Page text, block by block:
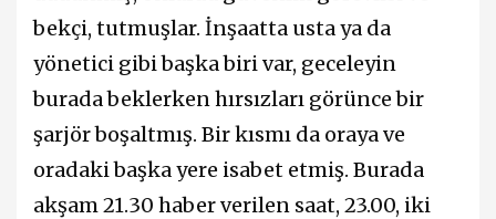
bekçi, tutmuşlar. İnşaatta usta ya da
yönetici gibi başka biri var, geceleyin
burada beklerken hırsızları görünce bir
şarjör boşaltmış. Bir kısmı da oraya ve
oradaki başka yere isabet etmiş. Burada
akşam 21.30 haber verilen saat, 23.00, iki